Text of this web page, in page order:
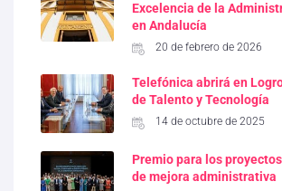
Excelencia de la
en Andalucía
20 de febrero de 2026
Telefónica abrirá en
de Talento y Tecnología
14 de octubre de 2025
Premio para los
de mejora administrativa